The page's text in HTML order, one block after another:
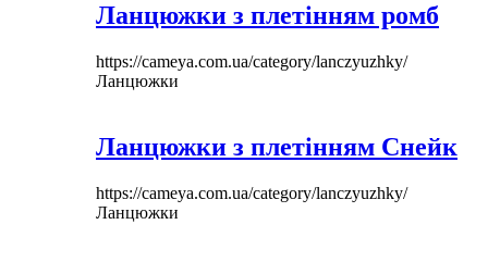
Ланцюжки з плетінням ромб
https://cameya.com.ua/category/lanczyuzhky/
Ланцюжки
Ланцюжки з плетінням Снейк
https://cameya.com.ua/category/lanczyuzhky/
Ланцюжки